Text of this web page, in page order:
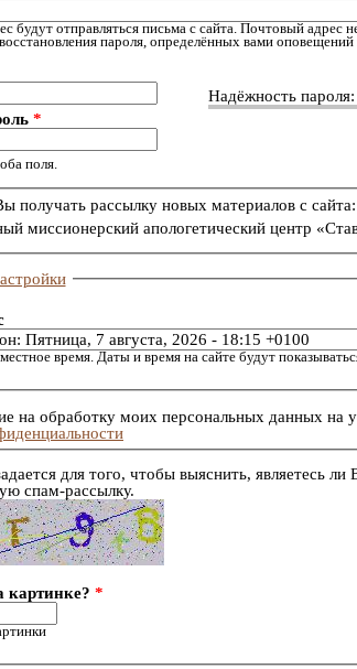
будут отправляться письма с сайта. Почтовый адрес
пароля, определённых вами
Надёжность пароля:
*
поля.
получать рассылку новых материалов с сайта:
миссионерский апологетический центр
время. Даты и время на сайте будут
на обработку моих персональных данных на
для того, чтобы выяснить, являетесь ли
спам-рассылку.
картинке? *